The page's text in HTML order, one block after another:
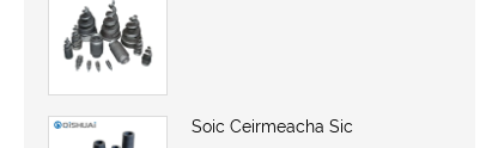
Soic Ceirmeacha Sic